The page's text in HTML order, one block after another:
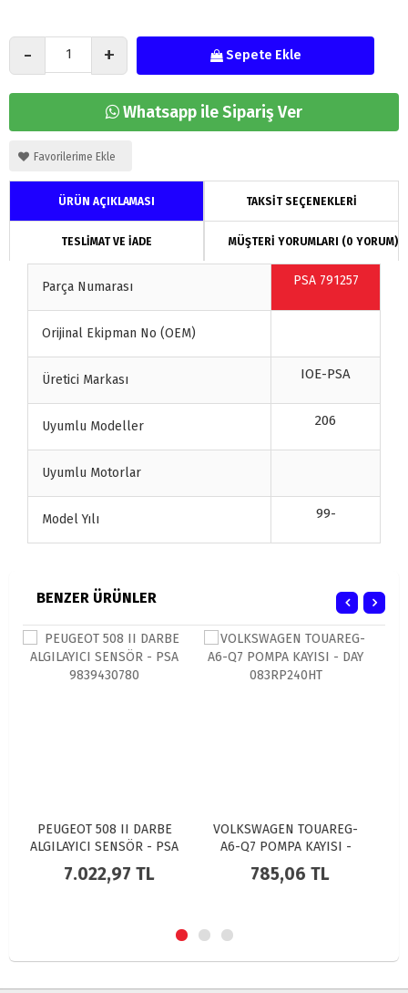
- + Sepete Ekle
Whatsapp ile Sipariş Ver
Favorilerime Ekle
ÜRÜN AÇIKLAMASI TAKSİT SEÇENEKLERİ
TESLİMAT VE İADE MÜŞTERİ YORUMLARI (0 YORUM)
Parça Numarası PSA 791257
Orijinal Ekipman No (OEM)
Üretici Markası IOE-PSA
Uyumlu Modeller 206
Uyumlu Motorlar
Model Yılı 99-
BENZER ÜRÜNLER
VOLKSWAGEN TOUAREG-
A6-Q7 POMPA KAYISI -
DAY 083RP240HT
785,06 TL
PEUGEOT C4 II PANJUR ÖN
- 7422.R3
478.787,85 TL